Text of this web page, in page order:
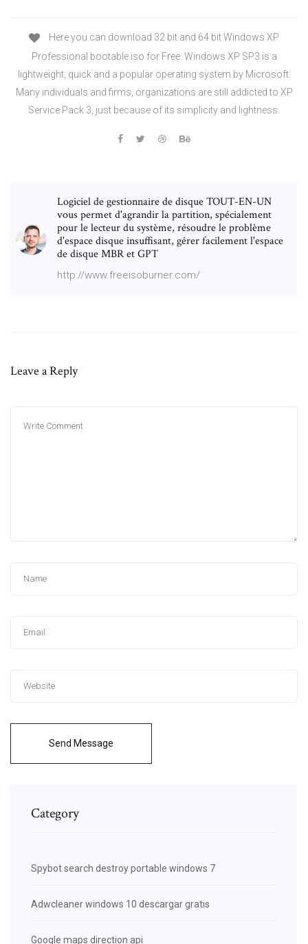
Here you can download 32 bit and 64 bit Windows XP
Professional bootable iso for Free. Windows XP SP3 is a
lightweight, quick and a popular operating system by Microsoft.
Many individuals and firms, organizations are still addicted to XP
Service Pack 3, just because of its simplicity and lightness.
Logiciel de gestionnaire de disque TOUT-EN-UN
vous permet d'agrandir la partition, spécialement
pour le lecteur du système, résoudre le problème
d'espace disque insuffisant, gérer facilement l'espace
de disque MBR et GPT
http://www.freeisoburner.com/
Leave a Reply
Send Message
Category
Spybot search destroy portable windows 7
Adwcleaner windows 10 descargar gratis
Google maps direction api